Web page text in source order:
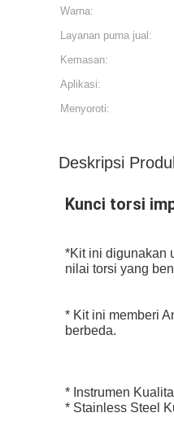
Warna:
Layanan purna jual:
Kemasan:
Aplikasi:
Menyoroti:
Deskripsi
Kunci torsi
*Kit ini digunakan
nilai torsi yang
* Kit ini memberi
berbeda.
* Instrumen
* Stainless Steel